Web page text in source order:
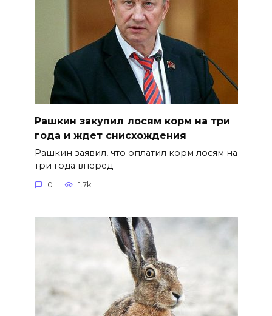
Рашкин закупил лосям корм на три
года и ждет снисхождения
Рашкин заявил, что оплатил корм лосям на
три года вперед
0 1.7k.